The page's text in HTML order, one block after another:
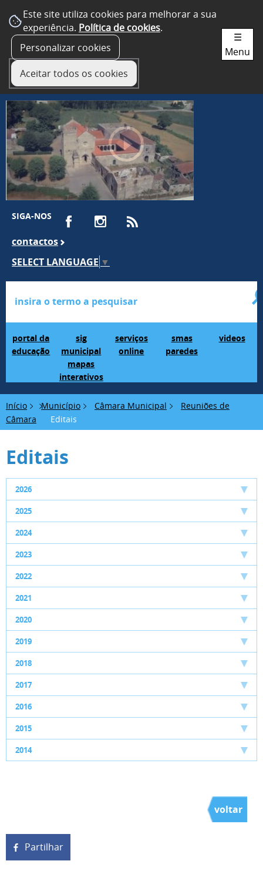
Este site utiliza cookies para melhorar a sua
experiência. Política de cookies.
Personalizar cookies
Aceitar todos os cookies
SIGA-NOS
contactos
SELECT LANGUAGE ▼
portal da
educação
sig
municipal
mapas
interativos
serviços
online
smas
paredes
videos
☰
Menu
Início Município Câmara Municipal
Reuniões de
Câmara
Editais
Editais
2026
2025
2024
2023
2022
2021
2020
2019
2018
2017
2016
2015
2014
voltar
Partilhar